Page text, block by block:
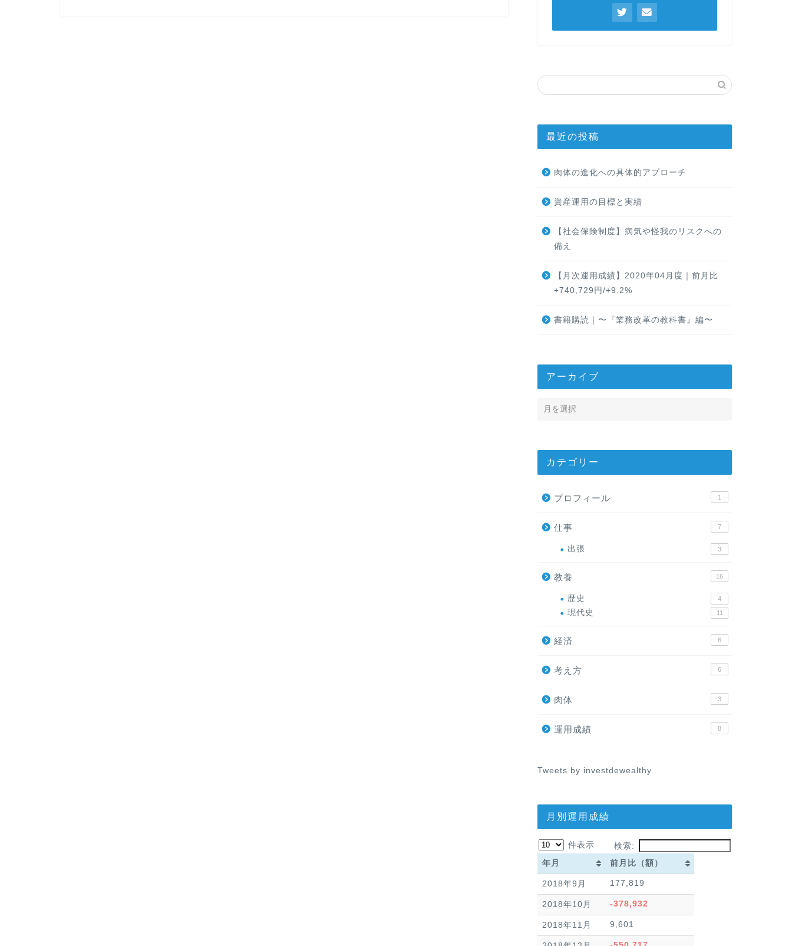
最近の投稿
肉体の進化への具体的アプローチ
資産運用の目標と実績
【社会保険制度】病気や怪我のリスクへの
備え
【月次運用成績】2020年04月度｜前月比
+740,729円/+9.2%
書籍購読｜〜『業務改革の教科書』編〜
アーカイブ
カテゴリー
プロフィール 1
仕事 7
出張 3
教養 16
歴史 4
現代史 11
経済 6
考え方 6
肉体 3
運用成績 8
Tweets by investdewealthy
月別運用成績
件表示
検索:
年月
前月比（額）
年月
前月比（額）
2018年9月 177,819
2018年10月 -378,932
2018年11月 9,601